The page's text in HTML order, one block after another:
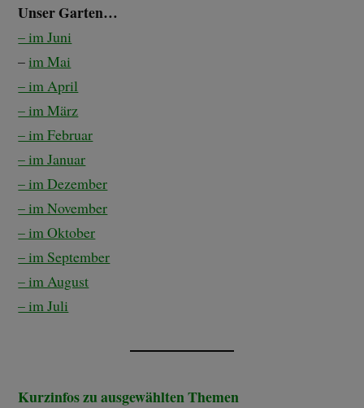
Unser Garten…
– im Juni
– im Mai
– im April
– im März
– im Februar
– im Januar
– im Dezember
– im November
– im Oktober
– im September
– im August
– im Juli
Kurzinfos zu ausgewählten Themen